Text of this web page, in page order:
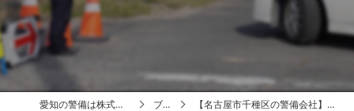
愛知の警備は株式会社アイアール ブログ 【名古屋市千種区の警備会社】安全パトロールの様子